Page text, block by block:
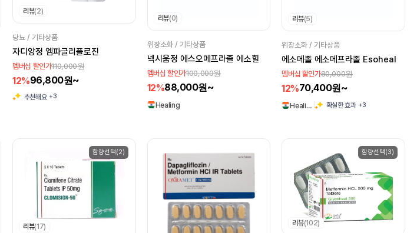
리뷰(2)
당뇨 / 기타상품
자디앙정 엠파글리플로진
멤버십 할인가110,000원
12%96,800원~
추천해요 +3
리뷰(0)
위장소화 / 기타상품
넥시움정 에스오메프라졸 에소힐
멤버십 할인가100,000원
12%88,000원~
Healing
리뷰(5)
위장소화 / 기타상품
에소메졸 에소메프라졸 Esoheal
멤버십 할인가80,000원
12%70,400원~
Heali… 확실한 효과 +3
함량선택(2)
리뷰(17)
함량선택(3)
리뷰(102)